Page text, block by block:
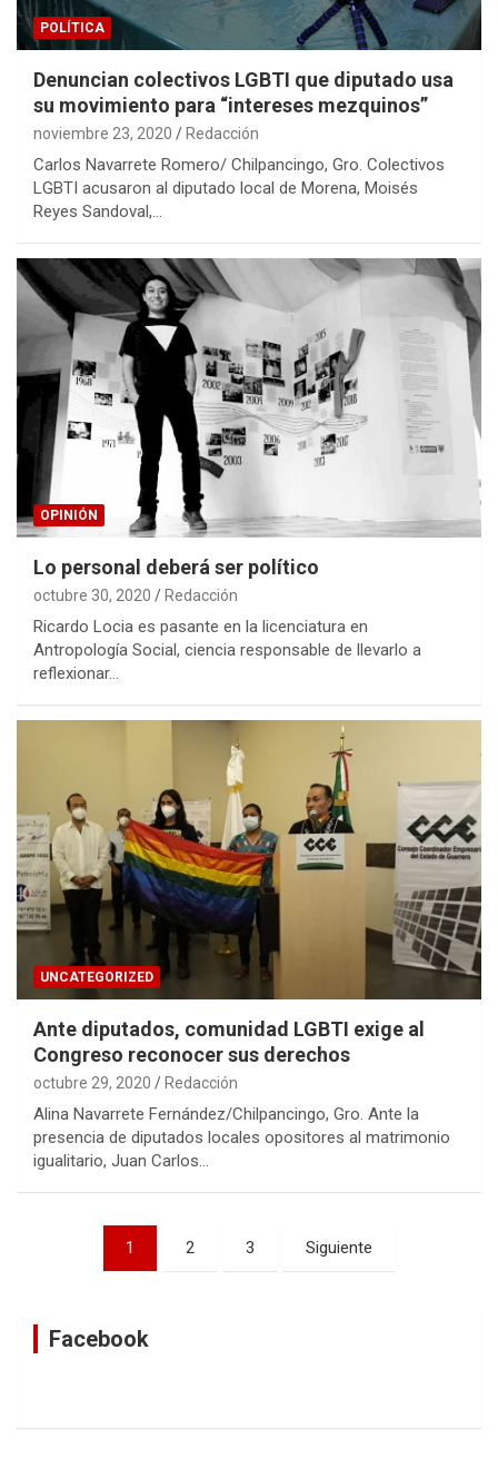
POLÍTICA
Denuncian colectivos LGBTI que diputado usa
su movimiento para “intereses mezquinos”
noviembre 23, 2020 Redacción
Carlos Navarrete Romero/ Chilpancingo, Gro. Colectivos
LGBTI acusaron al diputado local de Morena, Moisés
Reyes Sandoval,…
OPINIÓN
Lo personal deberá ser político
octubre 30, 2020 Redacción
Ricardo Locia es pasante en la licenciatura en
Antropología Social, ciencia responsable de llevarlo a
reflexionar…
UNCATEGORIZED
Ante diputados, comunidad LGBTI exige al
Congreso reconocer sus derechos
octubre 29, 2020 Redacción
Alina Navarrete Fernández/Chilpancingo, Gro. Ante la
presencia de diputados locales opositores al matrimonio
igualitario, Juan Carlos…
Navegación
1 2 3 Siguiente
Facebook